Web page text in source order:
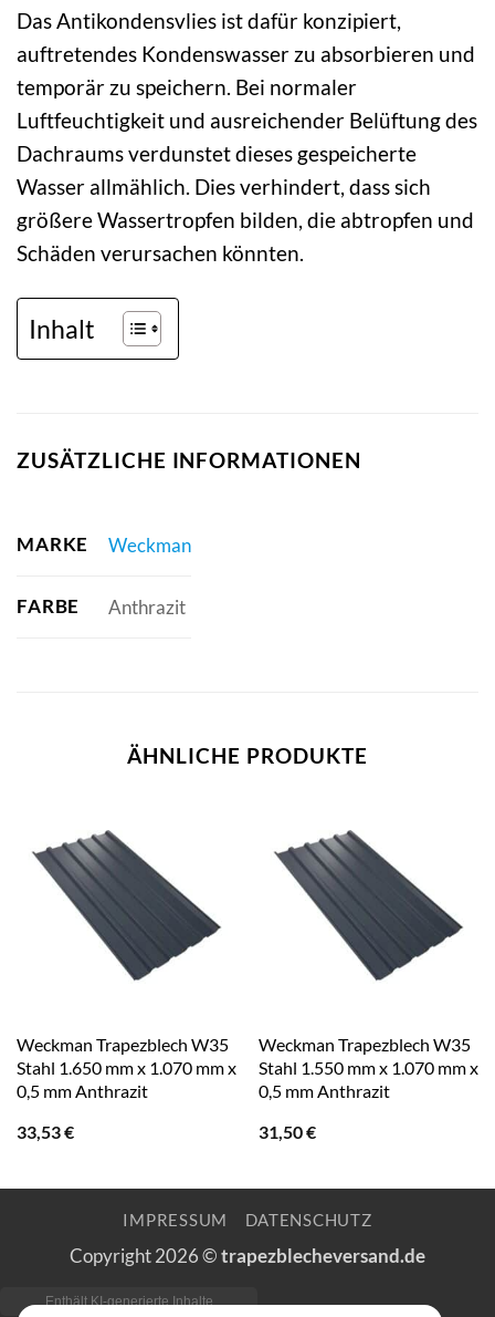
Das Antikondensvlies ist dafür konzipiert,
auftretendes Kondenswasser zu absorbieren und
temporär zu speichern. Bei normaler
Luftfeuchtigkeit und ausreichender Belüftung des
Dachraums verdunstet dieses gespeicherte
Wasser allmählich. Dies verhindert, dass sich
größere Wassertropfen bilden, die abtropfen und
Schäden verursachen könnten.
Inhalt
ZUSÄTZLICHE INFORMATIONEN
MARKE Weckman
FARBE Anthrazit
ÄHNLICHE PRODUKTE
Weckman Trapezblech W35
Stahl 1.650 mm x 1.070 mm x
0,5 mm Anthrazit
33,53€
Weckman Trapezblech W35
Stahl 1.550 mm x 1.070 mm x
0,5 mm Anthrazit
31,50€
IMPRESSUM DATENSCHUTZ
Copyright 2026 ©trapezblecheversand.de